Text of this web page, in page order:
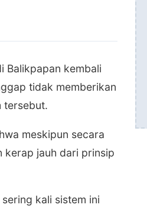
Balikpapan kembali
tidak memberikan
tersebut.
meskipun secara
kerap jauh dari prinsip
kali sistem ini